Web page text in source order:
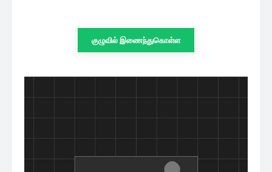
குழுவில் இணைந்துகொள்ள